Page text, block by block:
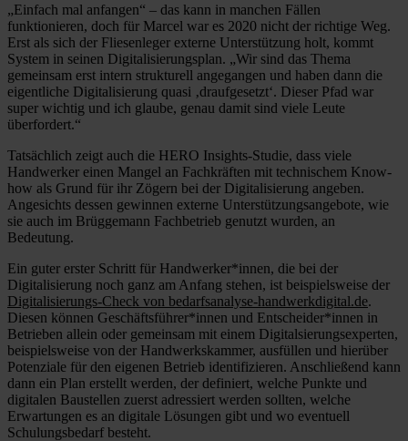
„Einfach mal anfangen“ – das kann in manchen Fällen
funktionieren, doch für Marcel war es 2020 nicht der richtige Weg.
Erst als sich der Fliesenleger externe Unterstützung holt, kommt
System in seinen Digitalisierungsplan. „Wir sind das Thema
gemeinsam erst intern strukturell angegangen und haben dann die
eigentliche Digitalisierung quasi ‚draufgesetzt‘. Dieser Pfad war
super wichtig und ich glaube, genau damit sind viele Leute
überfordert.“
Tatsächlich zeigt auch die HERO Insights-Studie, dass viele
Handwerker einen Mangel an Fachkräften mit technischem Know-
how als Grund für ihr Zögern bei der Digitalisierung angeben.
Angesichts dessen gewinnen externe Unterstützungsangebote, wie
sie auch im Brüggemann Fachbetrieb genutzt wurden, an
Bedeutung.
Ein guter erster Schritt für Handwerker*innen, die bei der
Digitalisierung noch ganz am Anfang stehen, ist beispielsweise der
Digitalisierungs-Check von bedarfsanalyse-handwerkdigital.de.
Diesen können Geschäftsführer*innen und Entscheider*innen in
Betrieben allein oder gemeinsam mit einem Digitalsierungsexperten,
beispielsweise von der Handwerkskammer, ausfüllen und hierüber
Potenziale für den eigenen Betrieb identifizieren. Anschließend kann
dann ein Plan erstellt werden, der definiert, welche Punkte und
digitalen Baustellen zuerst adressiert werden sollten, welche
Erwartungen es an digitale Lösungen gibt und wo eventuell
Schulungsbedarf besteht.